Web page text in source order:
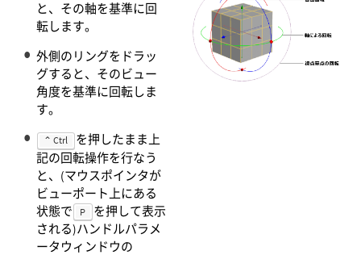
と、その軸を基準に回
転します。
外側のリングをドラッ
グすると、そのビュー
角度を基準に回転しま
す。
⌃ Ctrl
を押したまま上
記の回転操作を行なう
と、(マウスポインタが
ビューポート上にある
状態で
P
を押して表示
される)ハンドルパラメ
ータウィンドウの